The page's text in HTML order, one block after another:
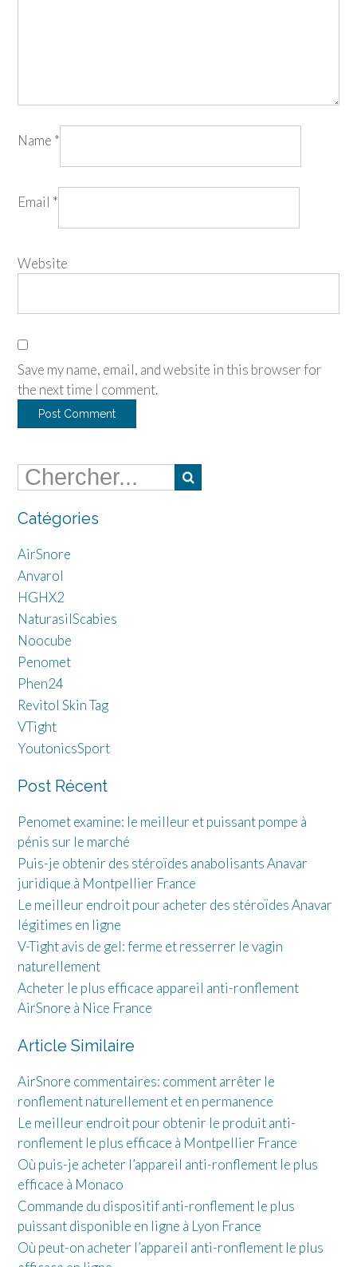
Name *
Email *
Website
Save my name, email, and website in this browser for
the next time I comment.
Catégories
AirSnore
Anvarol
HGHX2
NaturasilScabies
Noocube
Penomet
Phen24
Revitol Skin Tag
VTight
YoutonicsSport
Post Récent
Penomet examine: le meilleur et puissant pompe à
pénis sur le marché
Puis-je obtenir des stéroïdes anabolisants Anavar
juridique à Montpellier France
Le meilleur endroit pour acheter des stéroïdes Anavar
légitimes en ligne
V-Tight avis de gel: ferme et resserrer le vagin
naturellement
Acheter le plus efficace appareil anti-ronflement
AirSnore à Nice France
Article Similaire
AirSnore commentaires: comment arrêter le
ronflement naturellement et en permanence
Le meilleur endroit pour obtenir le produit anti-
ronflement le plus efficace à Montpellier France
Où puis-je acheter l’appareil anti-ronflement le plus
efficace à Monaco
Commande du dispositif anti-ronflement le plus
puissant disponible en ligne à Lyon France
Où peut-on acheter l’appareil anti-ronflement le plus